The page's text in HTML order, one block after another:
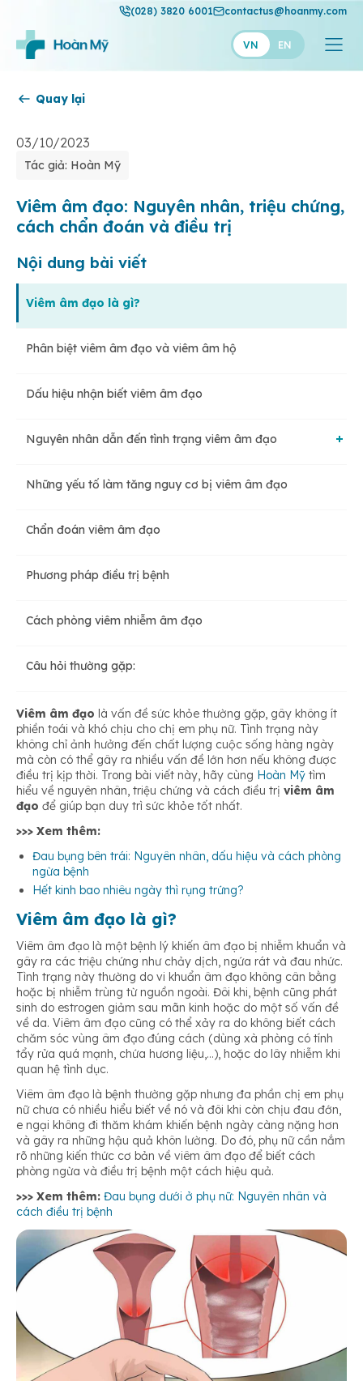
(028) 3820 6001 contactus@hoanmy.com
VN EN
Thuận Mỹ
Quay lại
03/10/2023
Tác giả: Hoàn Mỹ
Viêm âm đạo: Nguyên nhân, triệu chứng,
cách chẩn đoán và điều trị
Nội dung bài viết
Viêm âm đạo là gì?
Phân biệt viêm âm đạo và viêm âm hộ
Dấu hiệu nhận biết viêm âm đạo
Nguyên nhân dẫn đến tình trạng viêm âm đạo
Do nấm men
Những yếu tố làm tăng nguy cơ bị viêm âm đạo
Chẩn đoán viêm âm đạo
Phương pháp điều trị bệnh
Cách phòng viêm nhiễm âm đạo
Câu hỏi thường gặp:
Viêm âm đạo là vấn đề sức khỏe thường gặp, gây không ít
phiền toái và khó chịu cho chị em phụ nữ. Tình trạng này
không chỉ ảnh hưởng đến chất lượng cuộc sống hàng ngày
mà còn có thể gây ra nhiều vấn đề lớn hơn nếu không được
điều trị kịp thời. Trong bài viết này, hãy cùng Hoàn Mỹ tìm
hiểu về nguyên nhân, triệu chứng và cách điều trị viêm âm
đạo để giúp bạn duy trì sức khỏe tốt nhất.
>>> Xem thêm:
Đau bụng bên trái: Nguyên nhân, dấu hiệu và cách phòng
ngừa bệnh
Hết kinh bao nhiêu ngày thì rụng trứng?
Viêm âm đạo là gì?
Viêm âm đạo là một bệnh lý khiến âm đạo bị nhiễm khuẩn và
gây ra các triệu chứng như chảy dịch, ngứa rát và đau nhức.
Tình trạng này thường do vi khuẩn âm đạo không cân bằng
hoặc bị nhiễm trùng từ nguồn ngoài. Đôi khi, bệnh cũng phát
sinh do estrogen giảm sau mãn kinh hoặc do một số vấn đề
về da. Viêm âm đạo cũng có thể xảy ra do không biết cách
chăm sóc vùng âm đạo đúng cách (dùng xà phòng có tính
tẩy rửa quá mạnh, chứa hương liệu,…), hoặc do lây nhiễm khi
quan hệ tình dục.
Viêm âm đạo là bệnh thường gặp nhưng đa phần chị em phụ
nữ chưa có nhiều hiểu biết về nó và đôi khi còn chịu đau đớn,
e ngại không đi thăm khám khiến bệnh ngày càng nặng hơn
và gây ra những hậu quả khôn lường. Do đó, phụ nữ cần nắm
rõ những kiến thức cơ bản về viêm âm đạo để biết cách
phòng ngừa và điều trị bệnh một cách hiệu quả.
>>> Xem thêm: Đau bụng dưới ở phụ nữ: Nguyên nhân và
cách điều trị bệnh